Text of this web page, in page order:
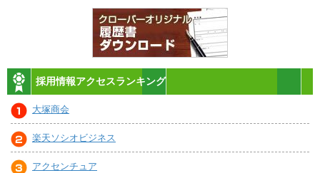
採用情報アクセスランキング
大塚商会
楽天ソシオビジネス
アクセンチュア